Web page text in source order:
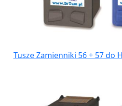
Tusze Zamienniki 56 + 57 do